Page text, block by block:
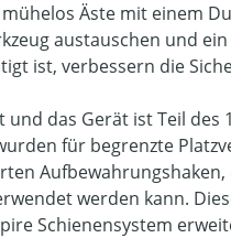
Äste mit einem
austauschen und
ist, verbessern die
das Gerät ist Teil des
für begrenzte
werden kann.
Schienensystem